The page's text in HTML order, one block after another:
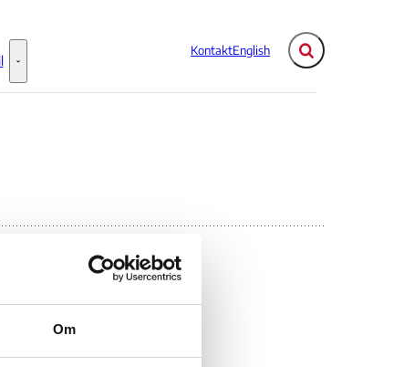
Om
KontaktEnglish Fold søgefelt ud
links
Information til - Flere links